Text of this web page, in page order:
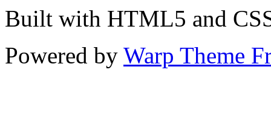
Built with HTML5 and
Powered by Warp Theme